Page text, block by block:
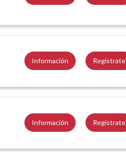
Información Regístrate
Información Regístrate